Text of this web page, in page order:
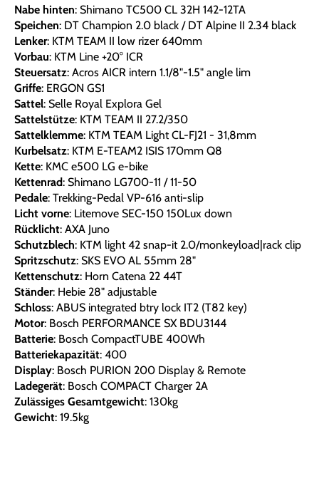
Nabe hinten: Shimano TC500 CL 32H 142-12TA
Speichen: DT Champion 2.0 black / DT Alpine II 2.34 black
Lenker: KTM TEAM II low rizer 640mm
Vorbau: KTM Line +20° ICR
Steuersatz: Acros AICR intern 1.1/8"-1.5" angle lim
Griffe: ERGON GS1
Sattel: Selle Royal Explora Gel
Sattelstütze: KTM TEAM II 27.2/350
Sattelklemme: KTM TEAM Light CL-FJ21 - 31,8mm
Kurbelsatz: KTM E-TEAM2 ISIS 170mm Q8
Kette: KMC e500 LG e-bike
Kettenrad: Shimano LG700-11 / 11-50
Pedale: Trekking-Pedal VP-616 anti-slip
Licht vorne: Litemove SEC-150 150Lux down
Rücklicht: AXA Juno
Schutzblech: KTM light 42 snap-it 2.0/monkeyload|rack clip
Spritzschutz: SKS EVO AL 55mm 28"
Kettenschutz: Horn Catena 22 44T
Ständer: Hebie 28" adjustable
Schloss: ABUS integrated btry lock IT2 (T82 key)
Motor: Bosch PERFORMANCE SX BDU3144
Batterie: Bosch CompactTUBE 400Wh
Batteriekapazität: 400
Display: Bosch PURION 200 Display & Remote
Ladegerät: Bosch COMPACT Charger 2A
Zulässiges Gesamtgewicht: 130kg
Gewicht: 19.5kg